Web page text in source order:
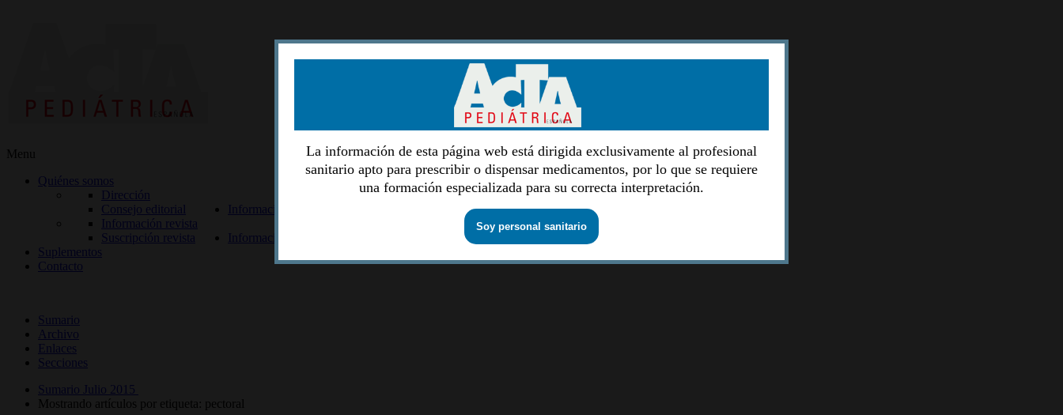
Menu
Quiénes somos
Dirección
Consejo editorial
Información lectores
Información revista
Suscripción revista
Información autores
Suplementos
Contacto
Sumario
Archivo
Enlaces
Secciones
Sumario Julio 2015
Mostrando artículos por etiqueta: pectoral
La información de esta página web está dirigida exclusivamente al profesional
sanitario apto para prescribir o dispensar medicamentos, por lo que se requiere
una formación especializada para su correcta interpretación.
Soy personal sanitario